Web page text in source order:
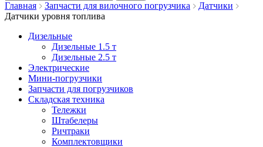
Главная Запчасти для вилочного погрузчика
Датчики
Датчики уровня топлива
Дизельные
Дизельные 1.5 т
Дизельные 2.5 т
Электрические
Мини-погрузчики
Запчасти для погрузчиков
Складская техника
Тележки
Штабелеры
Ричтраки
Комплектовщики